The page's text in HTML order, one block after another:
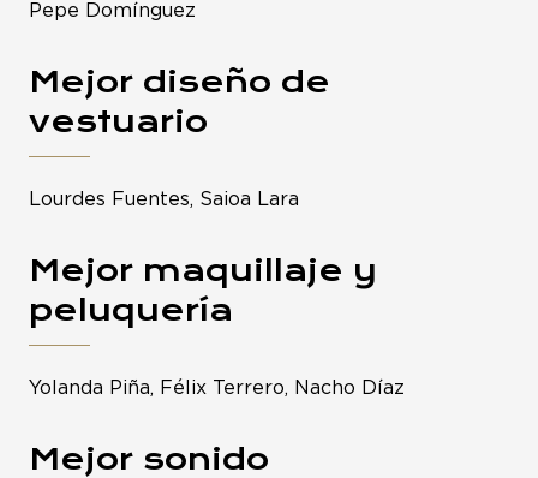
Pepe Domínguez
Mejor diseño de
vestuario
Lourdes Fuentes, Saioa Lara
Mejor maquillaje y
peluquería
Yolanda Piña, Félix Terrero, Nacho Díaz
Mejor sonido